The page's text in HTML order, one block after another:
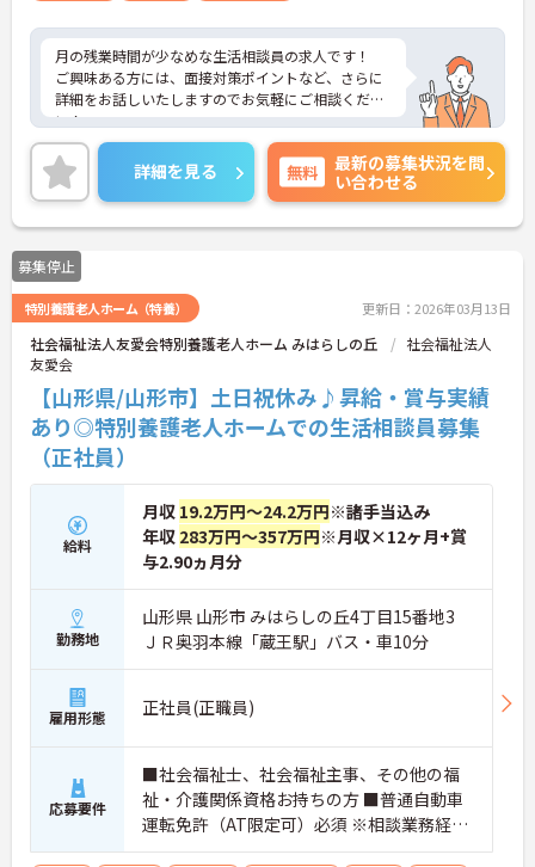
月の残業時間が少なめな生活相談員の求人です！
ご興味ある方には、面接対策ポイントなど、さらに
詳細をお話しいたしますのでお気軽にご相談くださ
い！
詳細を見る 無料
最新の募集状況を問
い合わせる
募集停止
特別養護老人ホーム（特養） 更新日：2026年03月13日
社会福祉法人友愛会特別養護老人ホーム みはらしの丘
社会福祉法人
友愛会
【山形県/山形市】土日祝休み♪昇給・賞与実績
あり◎特別養護老人ホームでの生活相談員募集
（正社員）
給料
月収 19.2万円～24.2万円※諸手当込み
年収 283万円～357万円※月収×12ヶ月+賞
与2.90ヵ月分
勤務地
山形県 山形市 みはらしの丘4丁目15番地3
ＪＲ奥羽本線「蔵王駅」バス・車10分
雇用形態 正社員(正職員)
応募要件
■社会福祉士、社会福祉主事、その他の福
祉・介護関係資格お持ちの方 ■普通自動車
運転免許（AT限定可）必須 ※相談業務経験
者優遇